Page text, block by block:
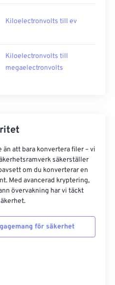
Kiloelectronvolts till ev
Kiloelectronvolts till
megaelectronvolts
än att bara konvertera filer – vi
säkerställer
om du konverterar en
Med avancerad kryptering,
övervakning har vi täckt
för säkerhet